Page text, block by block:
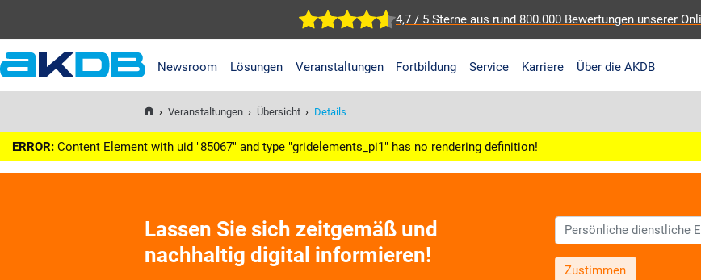
4,7 / 5 Sterne aus rund 800.000 Bewertungen unserer
Bayern
Newsroom Lösungen Veranstaltungen Fortbildung Service Karriere Über die AKDB
› Veranstaltungen › Übersicht › Details
ERROR: Content Element with uid "85067" and type "gridelements_pi1" has no rendering definition!
Lassen Sie sich zeitgemäß und
nachhaltig digital informieren!
Zustimmen